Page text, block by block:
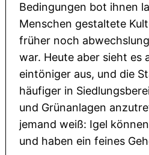
Bedingungen bot ihnen
Menschen gestaltete
früher noch
war. Heute aber sieht es
eintöniger aus, und die
häufiger in
und Grünanlagen
jemand weiß: Igel
und haben ein feines